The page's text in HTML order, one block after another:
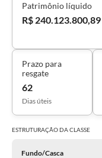
Patrimônio líquido
R$ 240.123.800,89
Prazo para
resgate
62
Dias úteis
ESTRUTURAÇÃO DACLASSE
Fundo/Casca